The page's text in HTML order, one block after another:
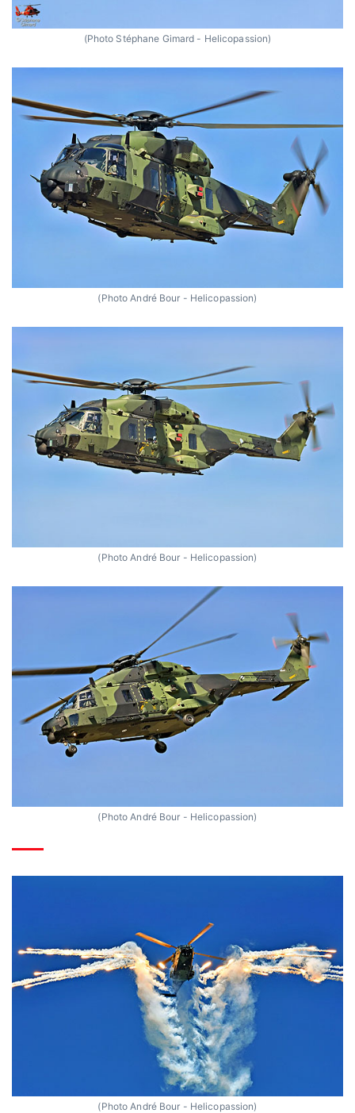
(Photo Stéphane Gimard - Helicopassion)
(Photo André Bour - Helicopassion)
(Photo André Bour - Helicopassion)
(Photo André Bour - Helicopassion)
(Photo André Bour - Helicopassion)